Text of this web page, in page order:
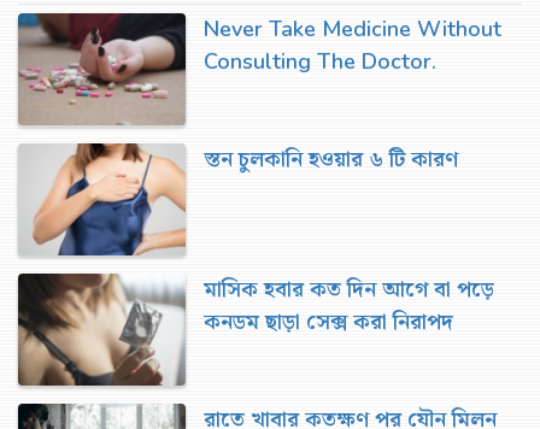
Never Take Medicine Without
Consulting The Doctor.
স্তন চুলকানি হওয়ার ৬ টি কারণ
মাসিক হবার কত দিন আগে বা পড়ে
কনডম ছাড়া সেক্স করা নিরাপদ
রাতে খাবার কতক্ষণ পর যৌন মিলন